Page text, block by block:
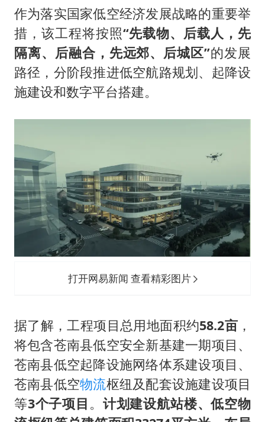
作为落实国家低空经济发展战略的重要举
措，该工程将按照“先载物、后载人，先
隔离、后融合，先远郊、后城区”的发展
路径，分阶段推进低空航路规划、起降设
施建设和数字平台搭建。
打开网易新闻 查看精彩图片
据了解，工程项目总用地面积约58.2亩 ，
将包含苍南县低空安全新基建一期项目、
苍南县低空起降设施网络体系建设项目、
苍南县低空物流枢纽及配套设施建设项目
等3个子项目 。 计划建设航站楼、低空物